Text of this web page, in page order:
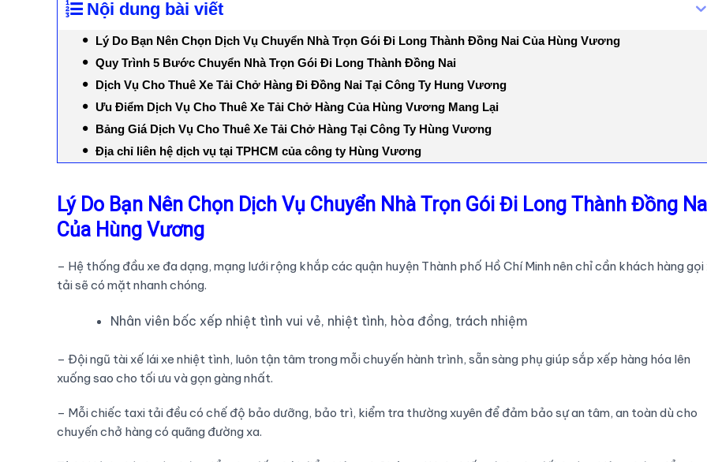
Nội dung bài viết
Lý Do Bạn Nên Chọn Dịch Vụ Chuyển Nhà Trọn Gói Đi Long Thành Đồng Nai Của Hùng Vương
Quy Trình 5 Bước Chuyển Nhà Trọn Gói Đi Long Thành Đồng Nai
Dịch Vụ Cho Thuê Xe Tải Chở Hàng Đi Đồng Nai Tại Công Ty Hung Vương
Ưu Điểm Dịch Vụ Cho Thuê Xe Tải Chở Hàng Của Hùng Vương Mang Lại
Bảng Giá Dịch Vụ Cho Thuê Xe Tải Chở Hàng Tại Công Ty Hùng Vương
Địa chỉ liên hệ dịch vụ tại TPHCM của công ty Hùng Vương
Lý Do Bạn Nên Chọn Dịch Vụ Chuyển Nhà Trọn Gói Đi Long Thành Đồng
Của Hùng Vương
– Hệ thống đầu xe đa dạng, mạng lưới rộng khắp các quận huyện Thành phố Hồ Chí Minh nên chỉ cần khách hàng gọi
tải sẽ có mặt nhanh chóng.
Nhân viên bốc xếp nhiệt tình vui vẻ, nhiệt tình, hòa đồng, trách nhiệm
– Đội ngũ tài xế lái xe nhiệt tình, luôn tận tâm trong mỗi chuyến hành trình, sẵn sàng phụ giúp sắp xếp hàng hóa lên
xuống sao cho tối ưu và gọn gàng nhất.
– Mỗi chiếc taxi tải đều có chế độ bảo dưỡng, bảo trì, kiểm tra thường xuyên để đảm bảo sự an tâm, an toàn dù cho
chuyến chở hàng có quãng đường xa.